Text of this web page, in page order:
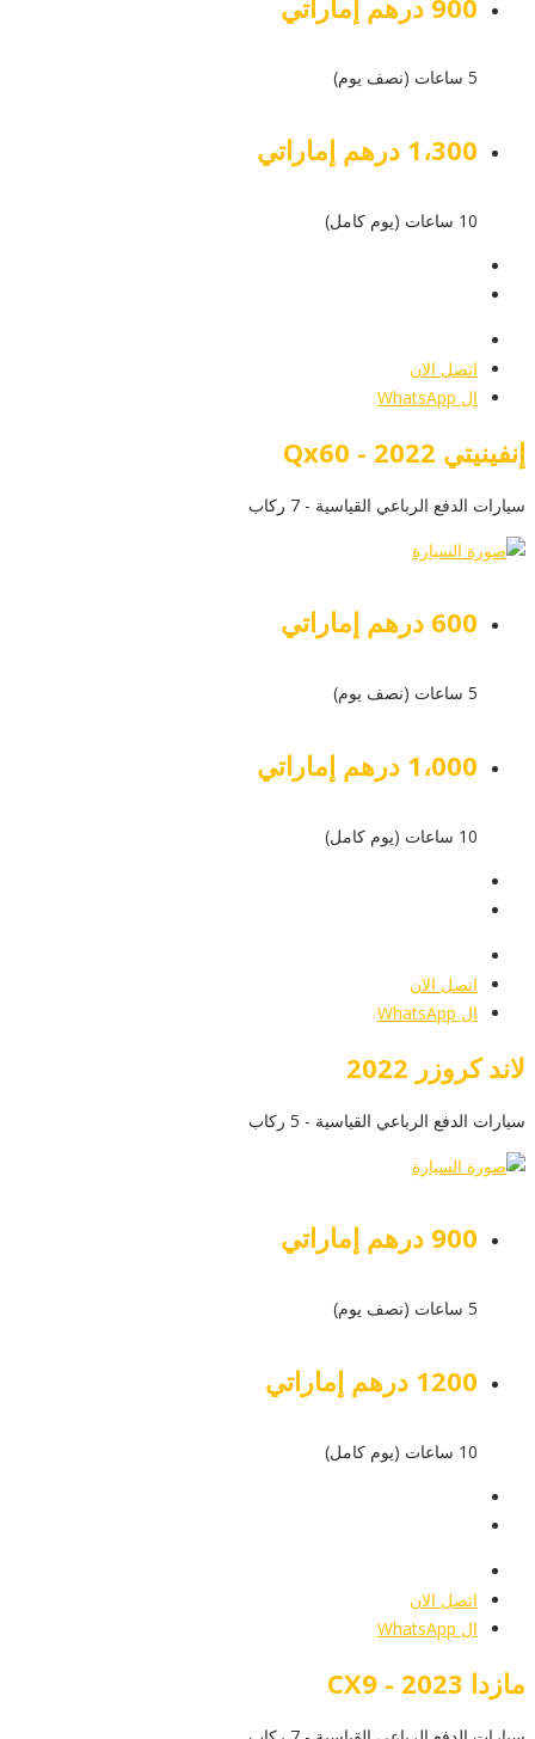
5 ساعات (نصف يوم)
1،300 درهم إماراتي
10 ساعات (يوم كامل)
اتصل الان
ال WhatsApp
إنفينيتي Qx60 - 2022
سيارات الدفع الرباعي القياسية - 7 ركاب
600 درهم إماراتي
5 ساعات (نصف يوم)
1،000 درهم إماراتي
10 ساعات (يوم كامل)
اتصل الان
ال WhatsApp
لاند كروزر 2022
سيارات الدفع الرباعي القياسية - 5 ركاب
900 درهم إماراتي
5 ساعات (نصف يوم)
1200 درهم إماراتي
10 ساعات (يوم كامل)
اتصل الان
ال WhatsApp
مازدا CX9 - 2023